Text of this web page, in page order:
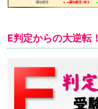
E判定からの大逆転！